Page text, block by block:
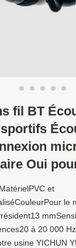
fil BT
Oui
et
le
à 20 000
usine YICHUN